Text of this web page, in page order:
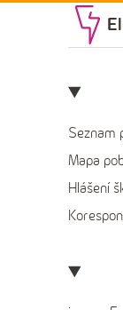
Seznam
Mapa
Hlášení